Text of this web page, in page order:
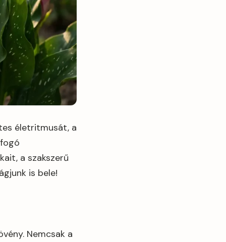
életritmusát, a
a szakszerű
is bele!
Nemcsak a